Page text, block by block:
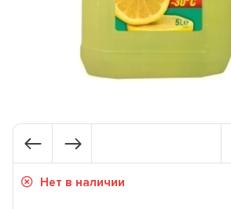
Нет в наличии